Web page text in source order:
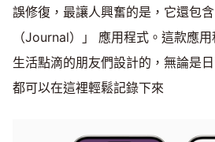
誤修復，最讓人興奮的是，它還包
（Journal）」 應用程式。這款應
生活點滴的朋友們設計的，無論是
都可以在這裡輕鬆記錄下來